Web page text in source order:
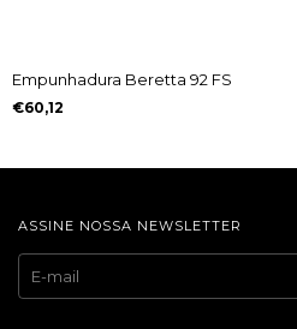
Empunhadura Beretta 92 FS
€60,12
ASSINE NOSSA NEWSLETTER